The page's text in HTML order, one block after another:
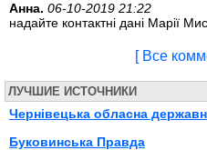
Анна. 06-10-2019 21:22
надайте контактні дані Марії
[ Все
ЛУЧШИЕ ИСТОЧНИКИ
Чернівецька обласна
Буковинська Правда